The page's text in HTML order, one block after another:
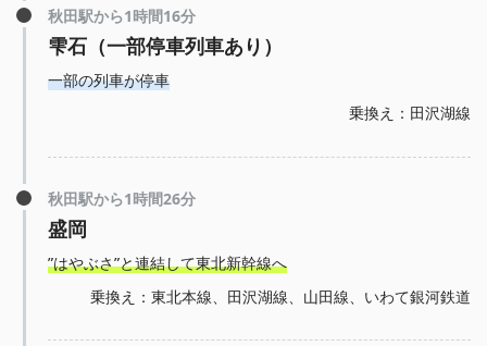
秋田駅から1時間16分
雫石（一部停車列車あり）
一部の列車が停車
乗換え：田沢湖線
秋田駅から1時間26分
盛岡
”はやぶさ”と連結して東北新幹線へ
乗換え：東北本線、田沢湖線、山田線、いわて銀河鉄道